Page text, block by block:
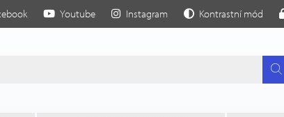
Youtube Instagram Kontrastní mód